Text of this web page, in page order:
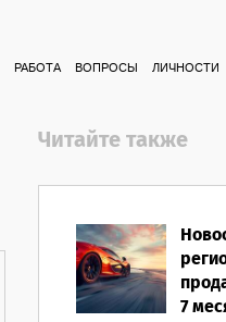
РАБОТА ВОПРОСЫ ЛИЧНОСТИ
Читайте также
7